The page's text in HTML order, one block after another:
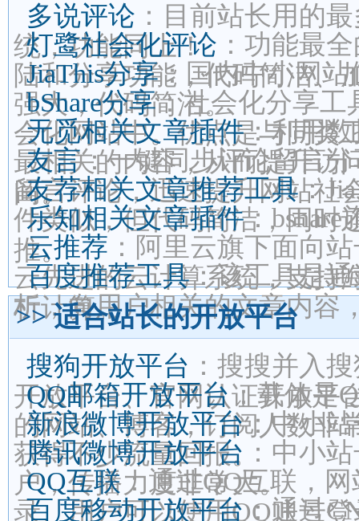
多说评论 ：目前站长用的
统，功能同上！
灯鹭社会化评论 ：功能最
陆和分享功能，代码简洁、
JiaThis分享：国内中小网
强大，代码简洁。
bShare分享：社会化分享工
会化网站中。优点是与同类
无觅相关文章插件：利用
最相关的内容，从而提升访
间。
友言：一键同步评论留言
留言评论，迅速提升网站社
友荐相关文章推荐工具：
件类似，但代码简洁，同时
推。
乐知相关文章插件：
云推荐 ：阿里云旗下面向
云先进的云计算系统，支持
析计算。
百度推荐工具：该工具是
析，向用户相关的文章内容
>> 适合站长的开放平台
搜狗开放平台 ：搜搜并入
开放平台、官网认证开放平
QQ邮箱开放平台：载体是
的网站、博客，订阅人数非
新浪微博开放平台：中小
获得不少流量回报。
腾讯微博开放平台 ：中小
户，传播力度非常大。
QQ互联：通过QQ互联，
录、用户可以使用QQ账号
百度移动开放平台：通过